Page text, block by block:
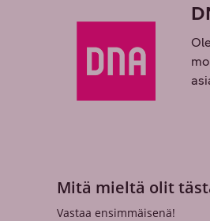
Mitä mieltä olit
Vastaa ensimmäisenä!